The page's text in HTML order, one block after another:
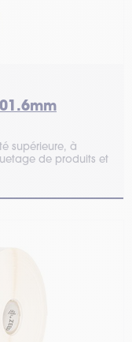
supérieure, à
de produits et